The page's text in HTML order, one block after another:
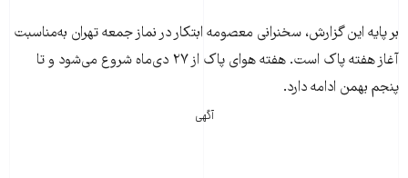
بر پايه اين گزارش، سخنرانی معصومه ابتکار در نماز جمعه تهران به‌مناسبت
آغاز هفته پاک است. هفته هوای پاک از ۲۷ دی‌ماه شروع می‌شود و تا
پنجم بهمن ادامه دارد.
آگهی